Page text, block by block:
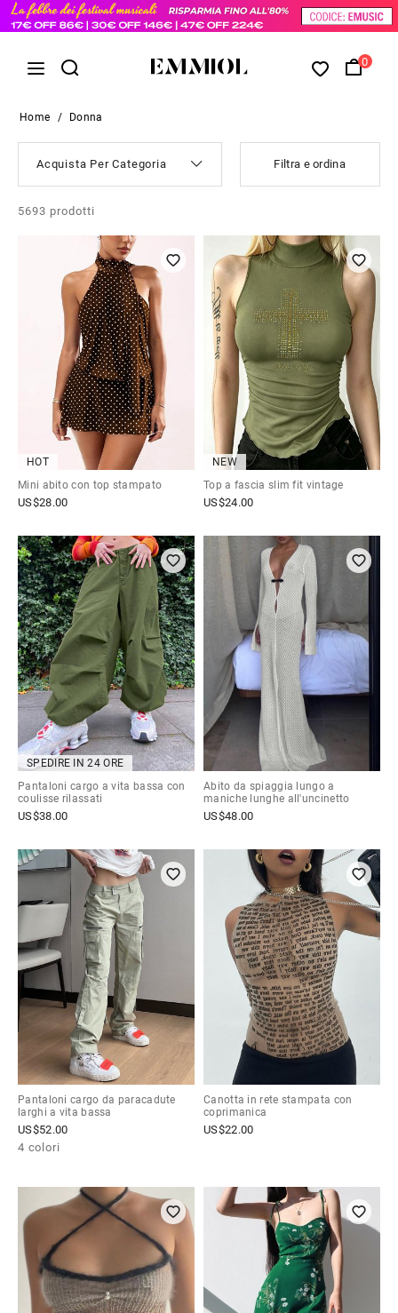
0
Home / Donna
Acquista Per Categoria Filtra e ordina
5693 prodotti
HOT
Mini abito con top stampato
US$28.00
NEW
Top a fascia slim fit vintage
US$24.00
SPEDIRE IN 24 ORE
Pantaloni cargo a vita bassa con
coulisse rilassati
US$38.00
Abito da spiaggia lungo a
maniche lunghe all'uncinetto
US$48.00
Pantaloni cargo da paracadute
larghi a vita bassa
US$52.00
4 colori
Canotta in rete stampata con
coprimanica
US$22.00